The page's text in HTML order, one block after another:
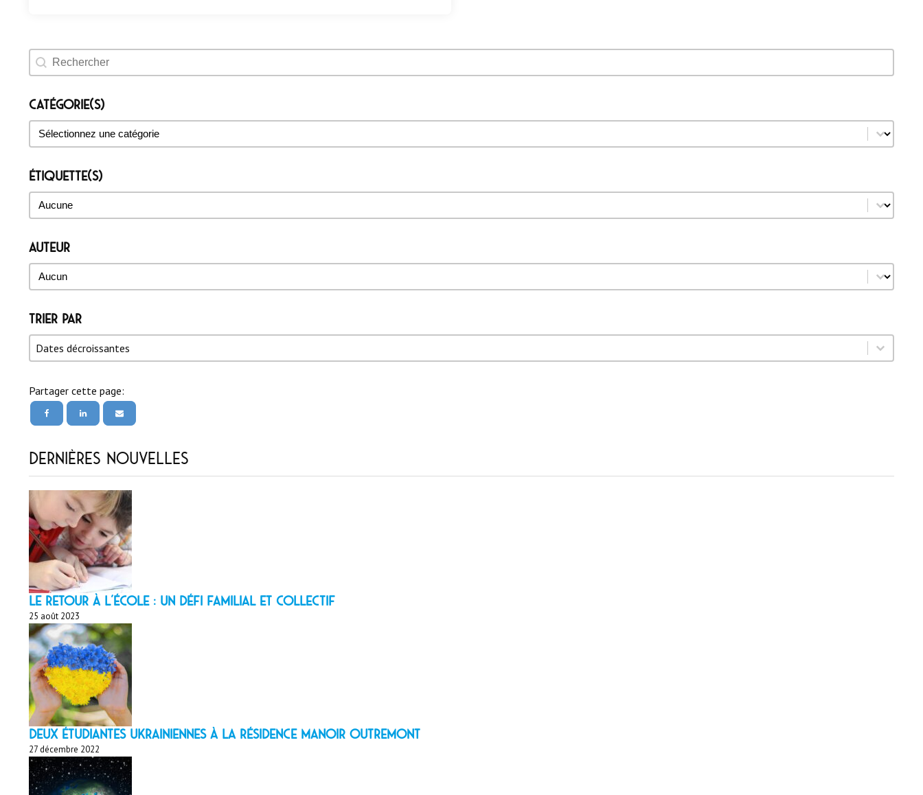
Rechercher un évènement
Catégorie(s)
Catégorie(s)
Catégorie(s)
Étiquette(s)
Étiquette(s)
Étiquette(s)
Auteur
Auteur
Auteur
Trier par
Trier par
Trier par
Dates décroissantes
Trier par
Partager cette page:
Dernières nouvelles
LE RETOUR À L’ÉCOLE : un défi familial et collectif
25 août 2023
Deux étudiantes ukrainiennes à la résidence Manoir Outremont
27 décembre 2022